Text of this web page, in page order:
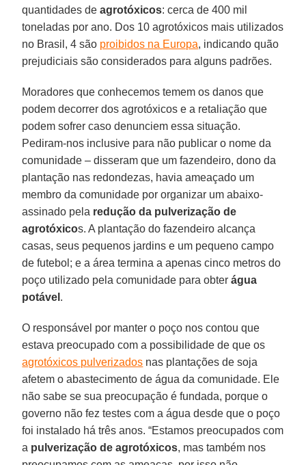
quantidades deagrotóxicos: cerca de 400 mil
toneladas por ano. Dos 10 agrotóxicos mais utilizados
no Brasil, 4 são proibidos na Europa, indicando quão
prejudiciais são considerados para alguns padrões.
Moradores que conhecemos temem os danos que
podem decorrer dos agrotóxicos e a retaliação que
podem sofrer caso denunciem essa situação.
Pediram-nos inclusive para não publicar o nome da
comunidade – disseram que um fazendeiro, dono da
plantação nas redondezas, havia ameaçado um
membro da comunidade por organizar um abaixo-
assinado pela redução da pulverização de
agrotóxicos. A plantação do fazendeiro alcança
casas, seus pequenos jardins e um pequeno campo
de futebol; e a área termina a apenas cinco metros do
poço utilizado pela comunidade para obterágua
potável .
O responsável por manter o poço nos contou que
estava preocupado com a possibilidade de que os
agrotóxicos pulverizados nas plantações de soja
afetem o abastecimento de água da comunidade. Ele
não sabe se sua preocupação é fundada, porque o
governo não fez testes com a água desde que o poço
foi instalado há três anos. “Estamos preocupados com
a pulverização de agrotóxicos, mas também nos